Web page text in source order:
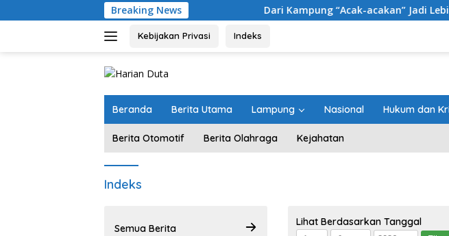
ke
Breaking News Dari Kampung “Acak-acakan” Jadi Lebih Tertata,
Kebijakan Privasi Indeks
Beranda Berita Utama Lampung Nasional Hukum dan
Berita Otomotif Berita Olahraga Kejahatan
Indeks
Semua Berita
Lihat Berdasarkan Tanggal